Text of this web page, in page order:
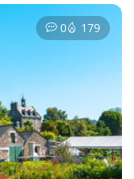
0 179